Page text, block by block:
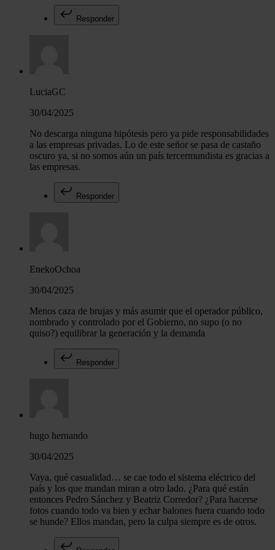
Responder
LuciaGC
30/04/2025
No descarga ninguna hipótesis pero ya pide responsabilidades
a las empresas privadas. Lo de este señor se pasa de castaño
oscuro ya, si no somos aún un país tercermundista es gracias a
las empresas.
Responder
EnekoOchoa
30/04/2025
Menos caza de brujas y más asumir que el operador público,
nombrado y controlado por el Gobierno, no supo (o no
quiso?) equilibrar la generación y la demanda
Responder
hugo hernando
30/04/2025
Vaya, qué casualidad… se cae todo el sistema eléctrico del
país y los que mandan miran a otro lado. ¿Para qué están
entonces Pedro Sánchez y Beatriz Corredor? ¿Para hacerse
fotos cuando todo va bien y echar balones fuera cuando todo
se hunde? Ellos mandan, pero la culpa siempre es de otros.